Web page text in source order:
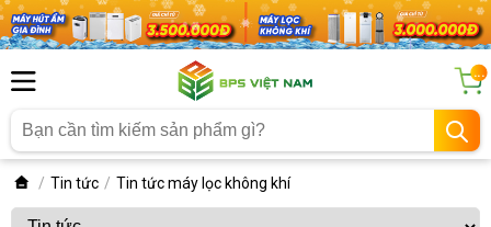
...
Tin tức Tin tức máy lọc không khí